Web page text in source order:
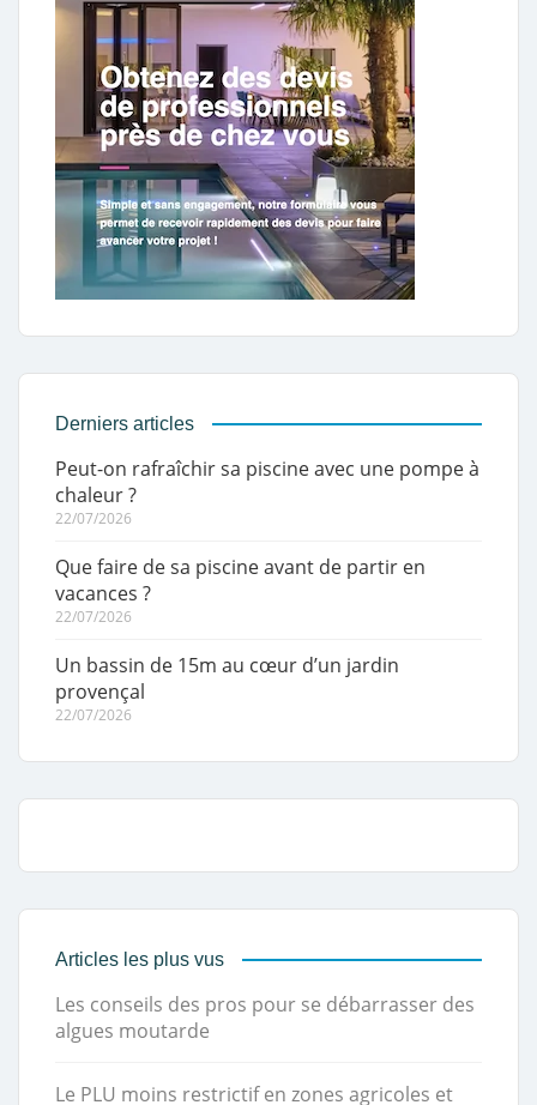
Derniers articles
Peut-on rafraîchir sa piscine avec une pompe à
chaleur ?
22/07/2026
Que faire de sa piscine avant de partir en
vacances ?
22/07/2026
Un bassin de 15m au cœur d’un jardin
provençal
22/07/2026
Articles les plus vus
Les conseils des pros pour se débarrasser des
algues moutarde
Le PLU moins restrictif en zones agricoles et